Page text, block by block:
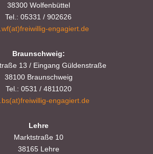
38300 Wolfenbüttel
Tel.: 05331 / 902626
engagiert.de
Braunschweig:
13 / Eingang Güldenstraße
38100 Braunschweig
Tel.: 0531 / 4811020
engagiert.de
Lehre
Marktstraße 10
38165 Lehre